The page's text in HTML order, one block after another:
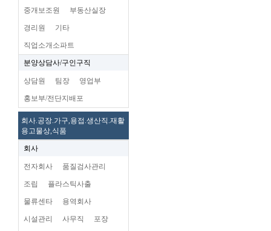
중개보조원 부동산실장
경리원 기타
직업소개소파트
분양상담사/구인구직
상담원 팀장 영업부
홍보부/전단지배포
회사.공장.가구,용접.생산직.재활
용고물상,식품
회사
전자회사 품질검사관리
조립 플라스틱사출
물류센타 용역회사
시설관리 사무직 포장